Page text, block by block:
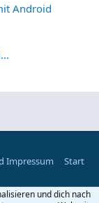
Android
Impressum Start
und dich nach